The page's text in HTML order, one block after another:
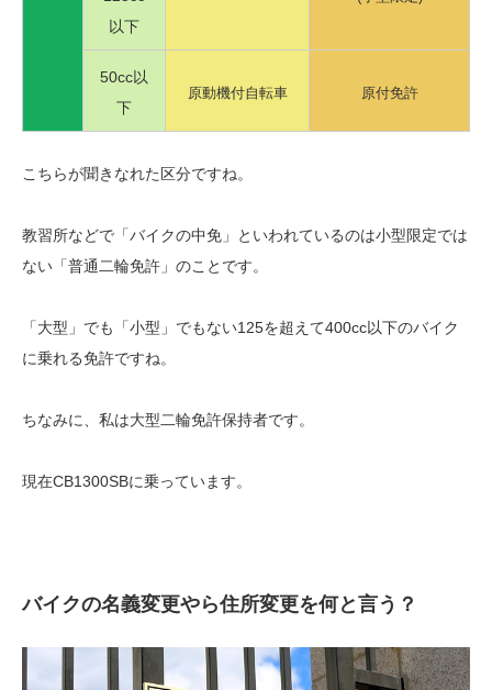
以下
50cc以
下
原動機付自転車 原付免許
こちらが聞きなれた区分ですね。
教習所などで「バイクの中免」といわれているのは小型限定では
ない「普通二輪免許」のことです。
「大型」でも「小型」でもない125を超えて400cc以下のバイク
に乗れる免許ですね。
ちなみに、私は大型二輪免許保持者です。
現在CB1300SBに乗っています。
バイクの名義変更やら住所変更を何と言う？